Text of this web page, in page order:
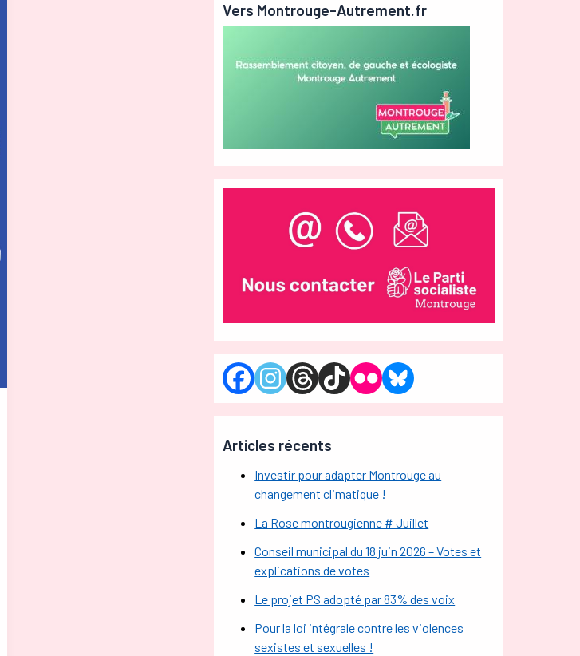
Vers Montrouge-Autrement.fr
Articles récents
Investir pour adapter Montrouge au
changement climatique !
La Rose montrougienne # Juillet
Conseil municipal du 18 juin 2026 – Votes et
explications de votes
Le projet PS adopté par 83% des voix
Pour la loi intégrale contre les violences
sexistes et sexuelles !